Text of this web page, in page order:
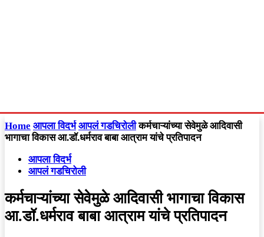
Home आपला विदर्भ आपलं गडचिरोली कर्मचाऱ्यांच्या सेवेमुळे आदिवासी
भागाचा विकास आ.डॉ.धर्मराव बाबा आत्राम यांचे प्रतिपादन
आपला विदर्भ
आपलं गडचिरोली
कर्मचाऱ्यांच्या सेवेमुळे आदिवासी भागाचा विकास
आ.डॉ.धर्मराव बाबा आत्राम यांचे प्रतिपादन